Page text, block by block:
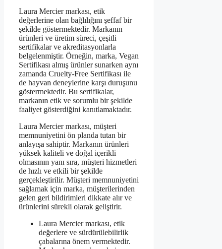
Laura Mercier markası, etik
değerlerine olan bağlılığını şeffaf bir
şekilde göstermektedir. Markanın
ürünleri ve üretim süreci, çeşitli
sertifikalar ve akreditasyonlarla
belgelenmiştir. Örneğin, marka, Vegan
Sertifikası almış ürünler sunarken aynı
zamanda Cruelty-Free Sertifikası ile
de hayvan deneylerine karşı duruşunu
göstermektedir. Bu sertifikalar,
markanın etik ve sorumlu bir şekilde
faaliyet gösterdiğini kanıtlamaktadır.
Laura Mercier markası, müşteri
memnuniyetini ön planda tutan bir
anlayışa sahiptir. Markanın ürünleri
yüksek kaliteli ve doğal içerikli
olmasının yanı sıra, müşteri hizmetleri
de hızlı ve etkili bir şekilde
gerçekleştirilir. Müşteri memnuniyetini
sağlamak için marka, müşterilerinden
gelen geri bildirimleri dikkate alır ve
ürünlerini sürekli olarak geliştirir.
Laura Mercier markası, etik
değerlere ve sürdürülebilirlik
çabalarına önem vermektedir.